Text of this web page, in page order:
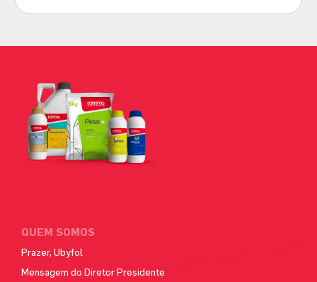
QUEM SOMOS
Prazer, Ubyfol
Mensagem do Diretor Presidente